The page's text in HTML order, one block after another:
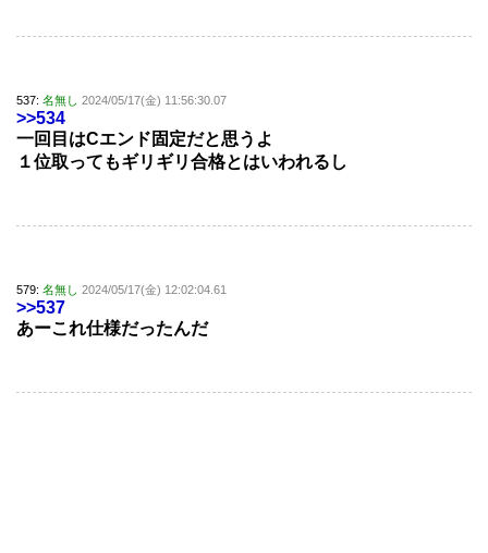
537: 名無し 2024/05/17(金) 11:56:30.07
>>534
一回目はCエンド固定だと思うよ
１位取ってもギリギリ合格とはいわれるし
579: 名無し 2024/05/17(金) 12:02:04.61
>>537
あーこれ仕様だったんだ